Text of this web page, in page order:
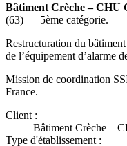
Bâtiment Crèche – CHU
(63) — 5ème catégorie.
Restructuration du
de l’équipement d’alarme
Mission de coordination
France.
Client :
Bâtiment Crèche –
Type d'établissement :